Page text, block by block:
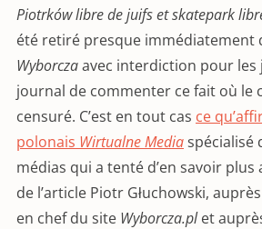
Piotrków libre de juifset skatepark
été retiré presque immédiatement
Wyborczaavec interdiction pour les
journal de commenter ce fait où le
censuré. C’est en tout cas ce
polonais Wirtualne Mediaspécialisé
médias qui a tenté d’en savoir plus
de l’article Piotr Głuchowski,
en chef du site Wyborcza.plet